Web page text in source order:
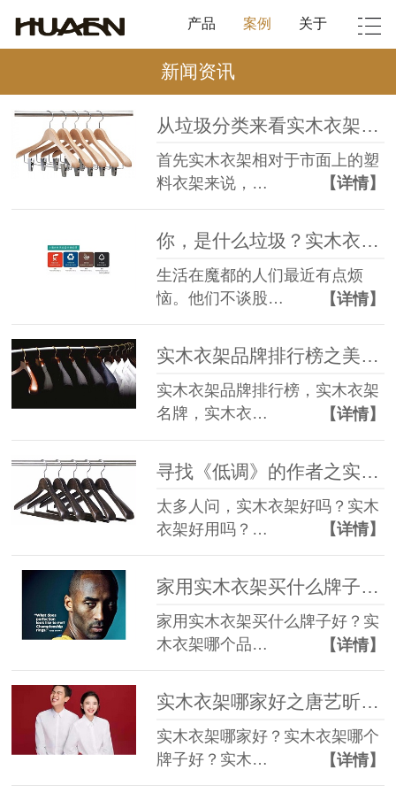
产品 案例 关于
新闻资讯
从垃圾分类来看实木衣架好不好，为什么选择实木衣架？【华恩】
首先实木衣架相对于市面上的塑
料衣架来说，…
【详情】
你，是什么垃圾？实木衣架品牌【华恩】携手垃圾分类
生活在魔都的人们最近有点烦
恼。他们不谈股…
【详情】
实木衣架品牌排行榜之美国知名杂志评论【华恩】
实木衣架品牌排行榜，实木衣架
名牌，实木衣…
【详情】
寻找《低调》的作者之实木衣架好吗？【华恩】
太多人问，实木衣架好吗？实木
衣架好用吗？…
【详情】
家用实木衣架买什么牌子好？精致女人相信科比的选择【华恩】
家用实木衣架买什么牌子好？实
木衣架哪个品…
【详情】
实木衣架哪家好之唐艺昕张若昀结婚【华恩】
实木衣架哪家好？实木衣架哪个
牌子好？实木…
【详情】